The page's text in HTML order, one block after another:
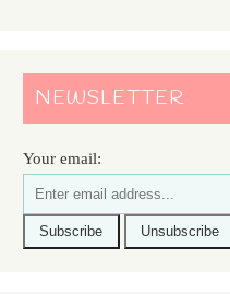
NEWSLETTER
Your email: